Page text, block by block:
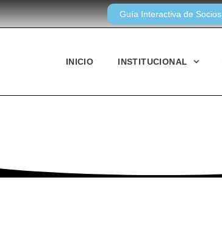
Guía Interactiva de Socios
INICIO INSTITUCIONAL